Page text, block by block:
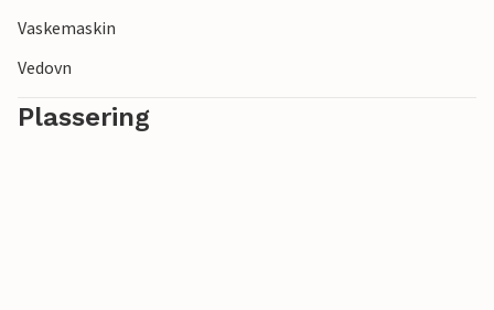
Vaskemaskin
Vedovn
Plassering